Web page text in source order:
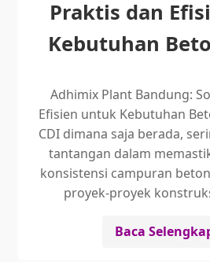
Praktis dan
Kebutuhan
Adhimix Plant Bandung:
Efisien untuk Kebutuhan
CDI dimana saja berada,
tantangan dalam
konsistensi campuran
proyek-proyek
Baca